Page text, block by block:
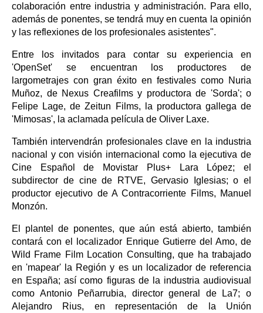
colaboración entre industria y administración. Para ello,
además de ponentes, se tendrá muy en cuenta la opinión
y las reflexiones de los profesionales asistentes".
Entre los invitados para contar su experiencia en
'OpenSet' se encuentran los productores de
largometrajes con gran éxito en festivales como Nuria
Muñoz, de Nexus Creafilms y productora de 'Sorda'; o
Felipe Lage, de Zeitun Films, la productora gallega de
'Mimosas', la aclamada película de Oliver Laxe.
También intervendrán profesionales clave en la industria
nacional y con visión internacional como la ejecutiva de
Cine Español de Movistar Plus+ Lara López; el
subdirector de cine de RTVE, Gervasio Iglesias; o el
productor ejecutivo de A Contracorriente Films, Manuel
Monzón.
El plantel de ponentes, que aún está abierto, también
contará con el localizador Enrique Gutierre del Amo, de
Wild Frame Film Location Consulting, que ha trabajado
en 'mapear' la Región y es un localizador de referencia
en España; así como figuras de la industria audiovisual
como Antonio Peñarrubia, director general de La7; o
Alejandro Rius, en representación de la Unión